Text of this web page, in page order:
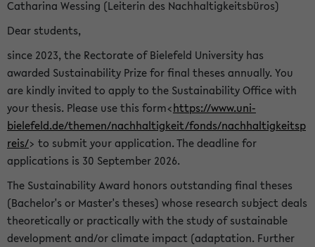
Catharina Wessing (Leiterin des Nachhaltigkeitsbüros)
Dear students,
since 2023, the Rectorate of Bielefeld University has
awarded Sustainability Prize for final theses annually. You
are kindly invited to apply to the Sustainability Office with
your thesis. Please use this form<https://www.uni-
bielefeld.de/themen/nachhaltigkeit/fonds/nachhaltigkeitsp
reis/> to submit your application. The deadline for
applications is 30 September 2026.
The Sustainability Award honors outstanding final theses
(Bachelor's or Master's theses) whose research subject deals
theoretically or practically with the study of sustainable
development and/or climate impact (adaptation. Further